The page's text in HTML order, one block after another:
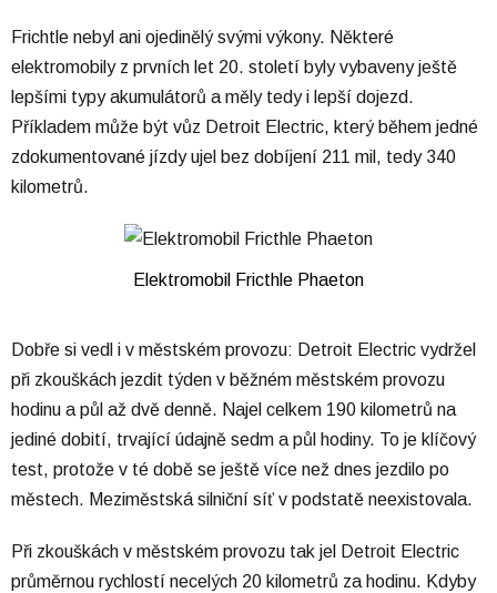
Frichtle nebyl ani ojedinělý svými výkony. Některé
elektromobily z prvních let 20. století byly vybaveny ještě
lepšími typy akumulátorů a měly tedy i lepší dojezd.
Příkladem může být vůz Detroit Electric, který během jedné
zdokumentované jízdy ujel bez dobíjení 211 mil, tedy 340
kilometrů.
Elektromobil Fricthle Phaeton
Dobře si vedl i v městském provozu: Detroit Electric vydržel
při zkouškách jezdit týden v běžném městském provozu
hodinu a půl až dvě denně. Najel celkem 190 kilometrů na
jediné dobití, trvající údajně sedm a půl hodiny. To je klíčový
test, protože v té době se ještě více než dnes jezdilo po
městech. Meziměstská silniční síť v podstatě neexistovala.
Při zkouškách v městském provozu tak jel Detroit Electric
průměrnou rychlostí necelých 20 kilometrů za hodinu. Kdyby